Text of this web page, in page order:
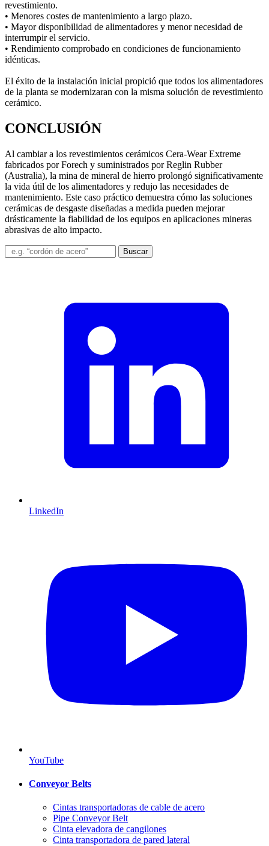
revestimiento.
• Menores costes de mantenimiento a largo plazo.
• Mayor disponibilidad de alimentadores y menor necesidad de
interrumpir el servicio.
• Rendimiento comprobado en condiciones de funcionamiento
idénticas.
El éxito de la instalación inicial propició que todos los alimentadores
de la planta se modernizaran con la misma solución de revestimiento
cerámico.
CONCLUSIÓN
Al cambiar a los revestimientos cerámicos Cera-Wear Extreme
fabricados por Forech y suministrados por Reglin Rubber
(Australia), la mina de mineral de hierro prolongó significativamente
la vida útil de los alimentadores y redujo las necesidades de
mantenimiento. Este caso práctico demuestra cómo las soluciones
cerámicas de desgaste diseñadas a medida pueden mejorar
drásticamente la fiabilidad de los equipos en aplicaciones mineras
abrasivas de alto impacto.
Buscar
LinkedIn
YouTube
Conveyor Belts
Cintas transportadoras de cable de acero
Pipe Conveyor Belt
Cinta elevadora de cangilones
Cinta transportadora de pared lateral